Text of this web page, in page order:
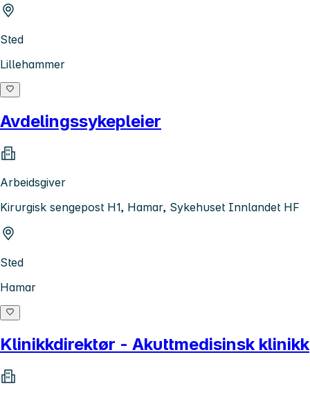
Sted
Lillehammer
Avdelingssykepleier
Arbeidsgiver
Kirurgisk sengepost H1, Hamar, Sykehuset Innlandet HF
Sted
Hamar
Klinikkdirektør - Akuttmedisinsk klinikk